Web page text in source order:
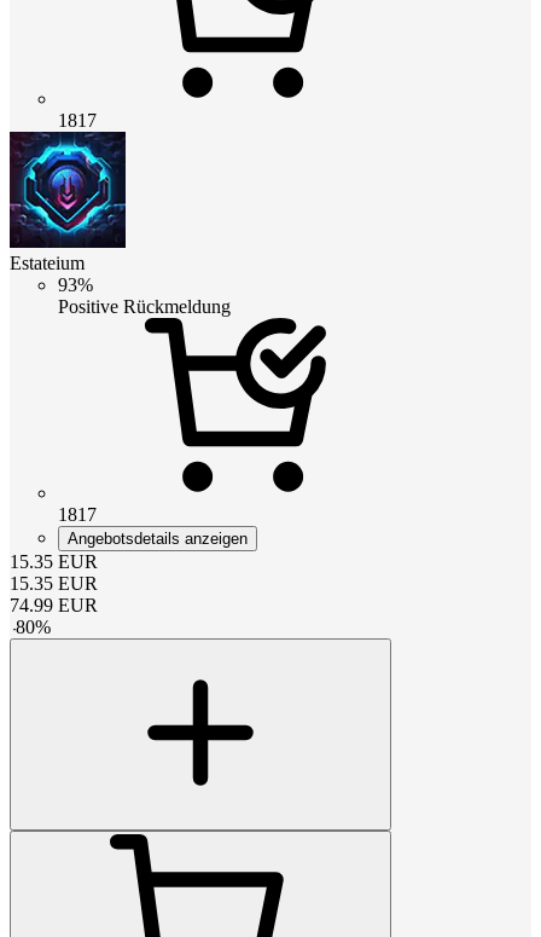
1817
Estateium
93%
Positive Rückmeldung
1817
Angebotsdetails anzeigen
15.35 EUR
15.35 EUR
74.99 EUR
-80%